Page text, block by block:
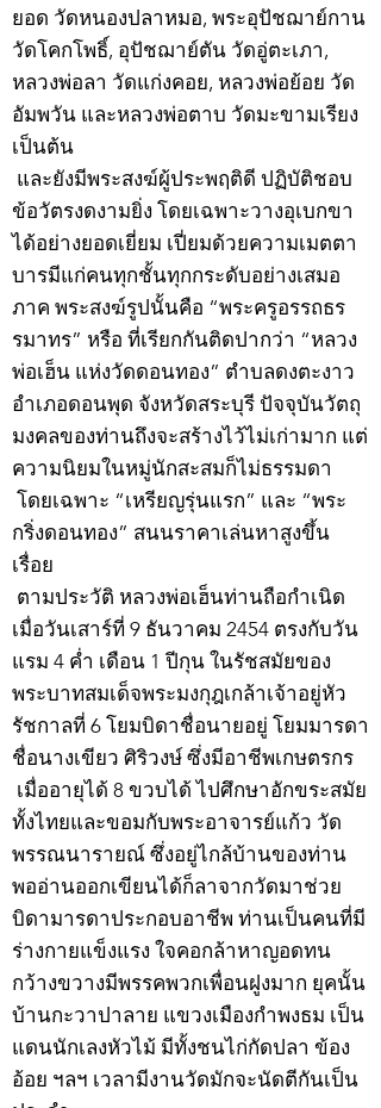
ยอด วัดหนองปลาหมอ, พระอุปัชฌาย์กาน
วัดโคกโพธิ์, อุปัชฌาย์ตัน วัดอู่ตะเภา,
หลวงพ่อลา วัดแก่งคอย, หลวงพ่อย้อย วัด
อัมพวัน และหลวงพ่อตาบ วัดมะขามเรียง
เป็นต้น
และยังมีพระสงฆ์ผู้ประพฤติดี ปฏิบัติชอบ
ข้อวัตรงดงามยิ่ง โดยเฉพาะวางอุเบกขา
ได้อย่างยอดเยี่ยม เปี่ยมด้วยความเมตตา
บารมีแก่คนทุกชั้นทุกกระดับอย่างเสมอ
ภาค พระสงฆ์รูปนั้นคือ “พระครูอรรถธร
รมาทร” หรือ ที่เรียกกันติดปากว่า “หลวง
พ่อเฮ็น แห่งวัดดอนทอง” ตำบลดงตะงาว
อำเภอดอนพุด จังหวัดสระบุรี ปัจจุบันวัตถุ
มงคลของท่านถึงจะสร้างไว้ไม่เก่ามาก แต่
ความนิยมในหมู่นักสะสมก็ไม่ธรรมดา
โดยเฉพาะ “เหรียญรุ่นแรก” และ “พระ
กริ่งดอนทอง” สนนราคาเล่นหาสูงขึ้น
เรื่อย
ตามประวัติ หลวงพ่อเฮ็นท่านถือกำเนิด
เมื่อวันเสาร์ที่ 9 ธันวาคม 2454 ตรงกับวัน
แรม 4 ค่ำ เดือน 1 ปีกุน ในรัชสมัยของ
พระบาทสมเด็จพระมงกุฎเกล้าเจ้าอยู่หัว
รัชกาลที่ 6 โยมบิดาชื่อนายอยู่ โยมมารดา
ชื่อนางเขียว ศิริวงษ์ ซึ่งมีอาชีพเกษตรกร
เมื่ออายุได้ 8 ขวบได้ ไปศึกษาอักขระสมัย
ทั้งไทยและขอมกับพระอาจารย์แก้ว วัด
พรรณนารายณ์ ซึ่งอยู่ไกล้บ้านของท่าน
พออ่านออกเขียนได้ก็ลาจากวัดมาช่วย
บิดามารดาประกอบอาชีพ ท่านเป็นคนที่มี
ร่างกายแข็งแรง ใจคอกล้าหาญอดทน
กว้างขวางมีพรรคพวกเพื่อนฝูงมาก ยุคนั้น
บ้านกะวาปาลาย แขวงเมืองกำพงธม เป็น
แดนนักเลงหัวไม้ มีทั้งชนไก่กัดปลา ข้อง
อ้อย ฯลฯ เวลามีงานวัดมักจะนัดตีกันเป็น